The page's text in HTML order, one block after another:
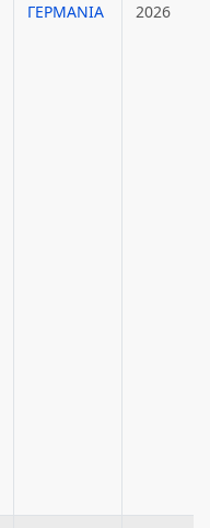
ΓΕΡΜΑΝΙΑ 2026